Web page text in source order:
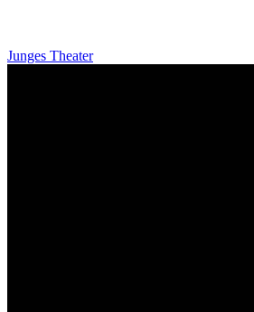
Junges Theater